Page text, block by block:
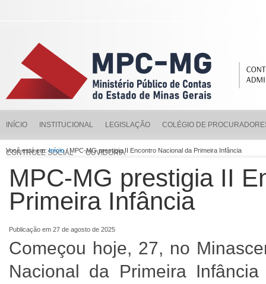
INÍCIO INSTITUCIONAL LEGISLAÇÃO COLÉGIO DE
CONTROLE SOCIAL OUVIDORIA
Você está em:Início/ MPC-MG prestigia II Encontro Nacional da Primeira Infância
MPC-MG prestigia II
Primeira Infância
Publicação em 27 de agosto de 2025
Começou hoje, 27, no
Nacional da Primeira